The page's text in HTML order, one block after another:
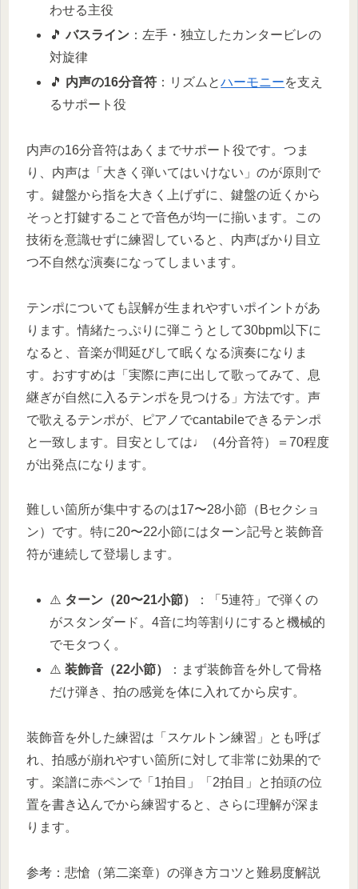
わせる主役
🎵バスライン ：左手・独立したカンタービレの
対旋律
🎵 内声の16分音符 ：リズムとハーモニーを支え
るサポート役
内声の16分音符はあくまでサポート役です。つま
り、内声は「大きく弾いてはいけない」のが原則で
す。鍵盤から指を大きく上げずに、鍵盤の近くから
そっと打鍵することで音色が均一に揃います。この
技術を意識せずに練習していると、内声ばかり目立
つ不自然な演奏になってしまいます。
テンポについても誤解が生まれやすいポイントがあ
ります。情緒たっぷりに弾こうとして30bpm以下に
なると、音楽が間延びして眠くなる演奏になりま
す。おすすめは「実際に声に出して歌ってみて、息
継ぎが自然に入るテンポを見つける」方法です。声
で歌えるテンポが、ピアノでcantabileできるテンポ
と一致します。目安としては♩（4分音符）＝70程度
が出発点になります。
難しい箇所が集中するのは17〜28小節（Bセクショ
ン）です。特に20〜22小節にはターン記号と装飾音
符が連続して登場します。
⚠️ ターン（20〜21小節）
：「5連符」で弾くの
がスタンダード。4音に均等割りにすると機械的
でモタつく。
⚠️装飾音（22小節）
：まず装飾音を外して骨格
だけ弾き、拍の感覚を体に入れてから戻す。
装飾音を外した練習は「スケルトン練習」とも呼ば
れ、拍感が崩れやすい箇所に対して非常に効果的で
す。楽譜に赤ペンで「1拍目」「2拍目」と拍頭の位
置を書き込んでから練習すると、さらに理解が深ま
ります。
参考：悲愴（第二楽章）の弾き方コツと難易度解説